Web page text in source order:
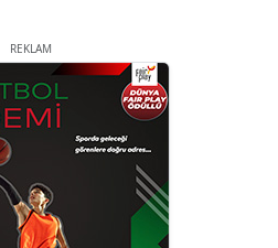
REKLAM